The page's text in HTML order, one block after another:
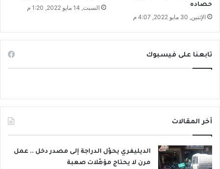
ا
س
ا
م
حصاده
الإثنين, 30 مايو 2022, 4:07 م
السبت, 14 مايو 2022, 1:20 م
تابعنا على فيسبوك
أخر المقالات
الديليفري يحوّل الدراجة إلى مصدر دخل .. عمل
مرن لا يحتاج مؤهّلات صعبة